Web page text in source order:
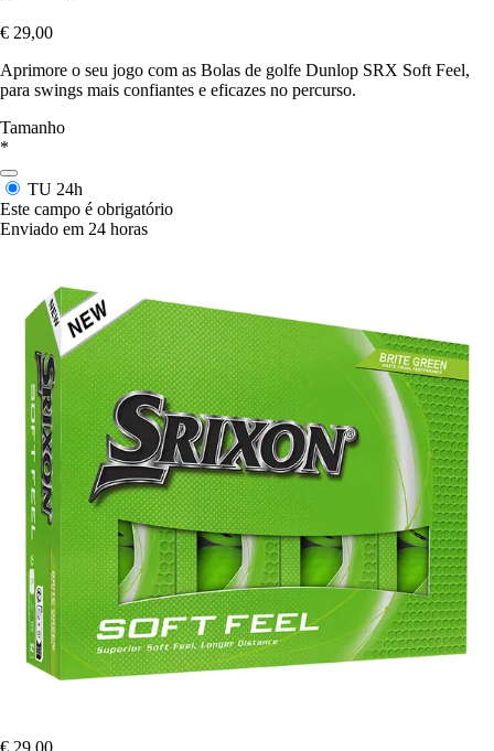
€ 29,00
Aprimore o seu jogo com as Bolas de golfe Dunlop SRX Soft Feel,
para swings mais confiantes e eficazes no percurso.
Tamanho
*
TU 24h
Este campo é obrigatório
Enviado em 24 horas